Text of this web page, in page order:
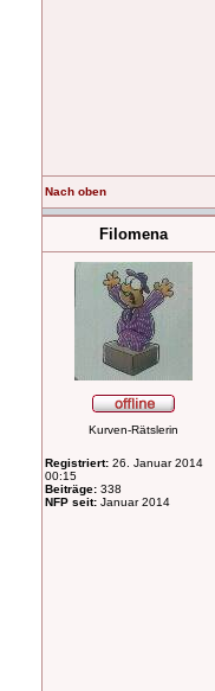
Nach oben
Filomena
Kurven-Rätslerin
Registriert: 26. Januar 2014
00:15
Beiträge: 338
NFP seit: Januar 2014